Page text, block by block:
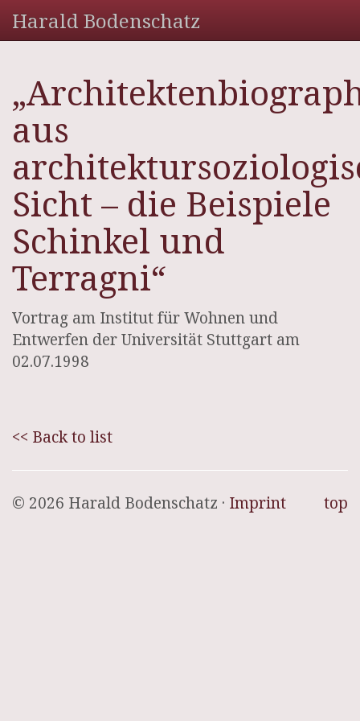
Harald Bodenschatz
aus
Sicht – die Beispiele
Schinkel und
Terragni“
Vortrag am Institut für Wohnen und
Entwerfen der Universität Stuttgart am
02.07.1998
<< Back to list
top
© 2026 Harald Bodenschatz · Imprint